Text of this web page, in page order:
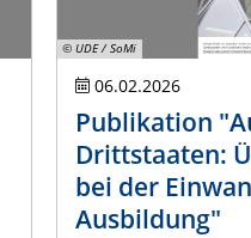
© UDE / SoMi
06.02.2026
Publikation
Drittstaaten:
bei der
Ausbildung"